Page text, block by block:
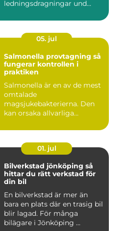
ledningsdragningar und...
05. jul
Salmonella provtagning så
fungerar kontrollen i
praktiken
Salmonella är en av de mest
omtalade
magsjukebakterierna. Den
kan orsaka allvarliga
01. jul
Bilverkstad jönköping så
hittar du rätt verkstad för
din bil
En bilverkstad är mer än
bara en plats där en trasig bil
blir lagad. För många
bilägare i Jönköping ...